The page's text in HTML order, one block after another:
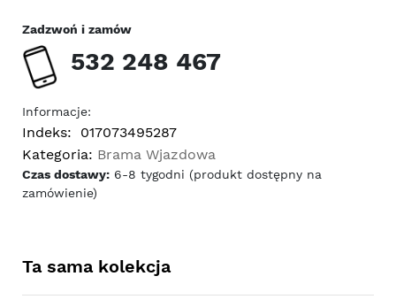
Zadzwoń i zamów
532 248 467
Informacje:
Indeks:
017073495287
Kategoria: Brama Wjazdowa
Czas dostawy: 6-8 tygodni (produkt dostępny na
zamówienie)
Ta sama kolekcja